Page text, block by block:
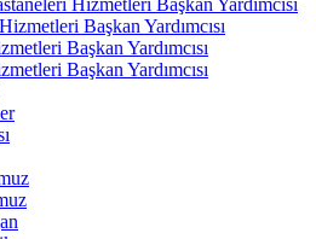
Başkan Yardımcısı
Başkan Yardımcısı
Başkan Yardımcısı